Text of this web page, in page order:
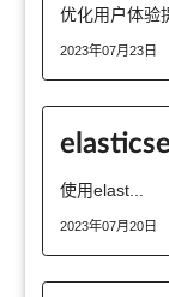
优化用户体验
2023年07月23日
使用elast...
2023年07月20日